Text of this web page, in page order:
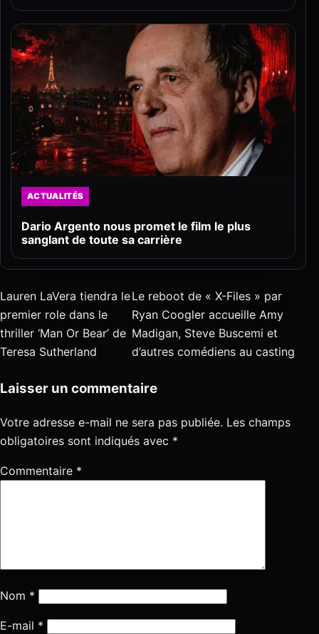
ACTUALITÉS
Dario Argento nous promet le film le plus
sanglant de toute sa carrière
Lauren LaVera tiendra le
premier role dans le
thriller ‘Man Or Bear’ de
Teresa Sutherland
Le reboot de « X-Files » par
Ryan Coogler accueille Amy
Madigan, Steve Buscemi et
d’autres comédiens au casting
Laisser un commentaire
Votre adresse e-mail ne sera pas publiée. Les champs
obligatoires sont indiqués avec *
Commentaire *
Nom *
E-mail *